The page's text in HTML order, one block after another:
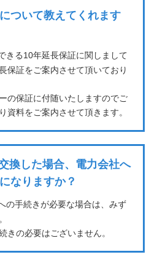
ついて教えてくれます
きる10年延長保証に関しまして
保証をご案内させて頂いており
の保証に付随いたしますのでご
資料をご案内させて頂きます。
換した場合、電力会社へ
なりますか？
の手続きが必要な場合は、みず
きの必要はございません。